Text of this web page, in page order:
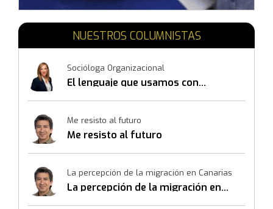
NUESTROS COLUMNISTAS
Socióloga Organizacional
El lenguaje que usamos con
construye resultados
Me resisto al futuro
Me resisto al futuro
La percepción de la migración en Canarias
La percepción de la migración en